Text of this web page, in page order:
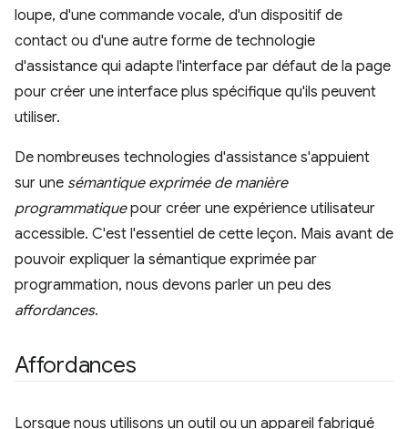
loupe, d'une commande vocale, d'un dispositif de
contact ou d'une autre forme de technologie
d'assistance qui adapte l'interface par défaut de la page
pour créer une interface plus spécifique qu'ils peuvent
utiliser.
De nombreuses technologies d'assistance s'appuient
sur une sémantique exprimée de manière
programmatiquepour créer une expérience utilisateur
accessible. C'est l'essentiel de cette leçon. Mais avant de
pouvoir expliquer la sémantique exprimée par
programmation, nous devons parler un peu des
affordances.
Affordances
Lorsque nous utilisons un outil ou un appareil fabriqué